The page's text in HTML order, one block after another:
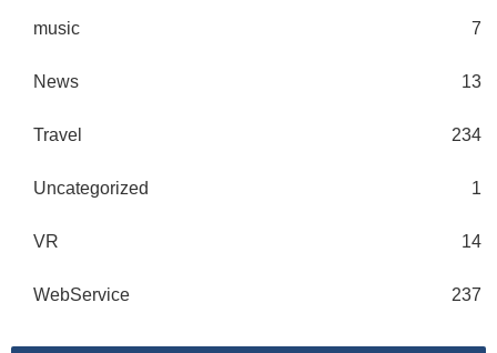
music 7
News 13
Travel 234
Uncategorized 1
VR 14
WebService 237